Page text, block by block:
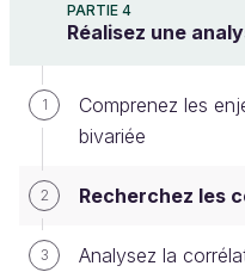
PARTIE 4
Réalisez une
1
Comprenez les
bivariée
2 Recherchez les
3
Analysez la